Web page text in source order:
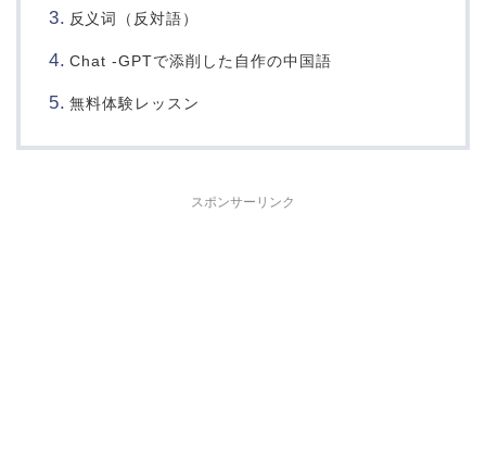
反义词（反対語）
Chat -GPTで添削した自作の中国語
無料体験レッスン
スポンサーリンク